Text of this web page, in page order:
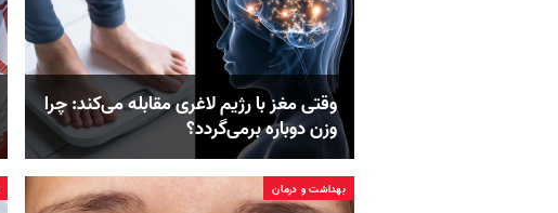
وقتی مغز با رژیم لاغری مقابله می‌کند: چرا
وزن دوباره برمی‌گردد؟
بهداشت و درمان